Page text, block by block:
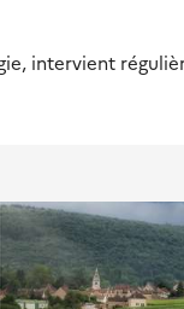
intervient